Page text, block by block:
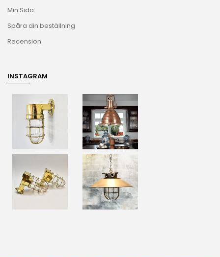
Min Sida
Spåra din beställning
Recension
INSTAGRAM